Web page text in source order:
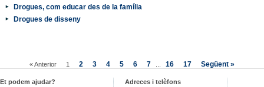
Drogues, com educar des de la família
Drogues de disseny
« Anterior 1 2 3 4 5 6 7 16 17 Següent »
Et podem ajudar?
Adreces i telèfons